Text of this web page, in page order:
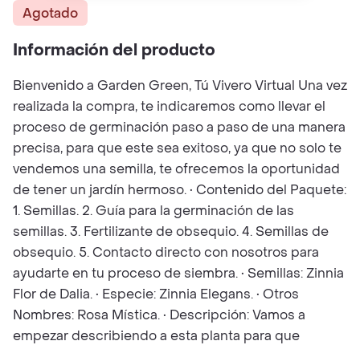
Agotado
Información del producto
Bienvenido a Garden Green, Tú Vivero Virtual Una vez
realizada la compra, te indicaremos como llevar el
proceso de germinación paso a paso de una manera
precisa, para que este sea exitoso, ya que no solo te
vendemos una semilla, te ofrecemos la oportunidad
de tener un jardín hermoso. • Contenido del Paquete:
1. Semillas. 2. Guía para la germinación de las
semillas. 3. Fertilizante de obsequio. 4. Semillas de
obsequio. 5. Contacto directo con nosotros para
ayudarte en tu proceso de siembra. • Semillas: Zinnia
Flor de Dalia. • Especie: Zinnia Elegans. • Otros
Nombres: Rosa Mística. • Descripción: Vamos a
empezar describiendo a esta planta para que